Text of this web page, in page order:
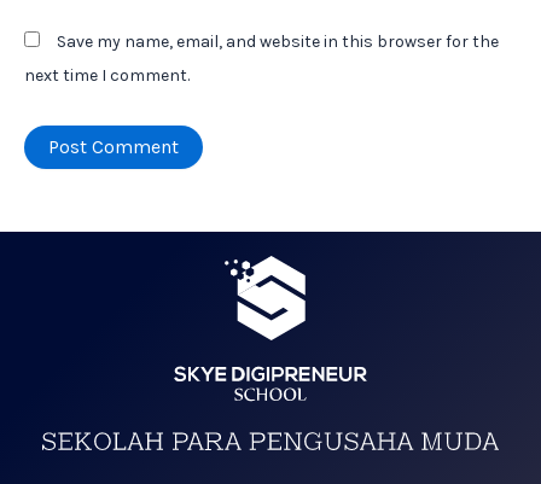
Save my name, email, and website in this browser for the
next time I comment.